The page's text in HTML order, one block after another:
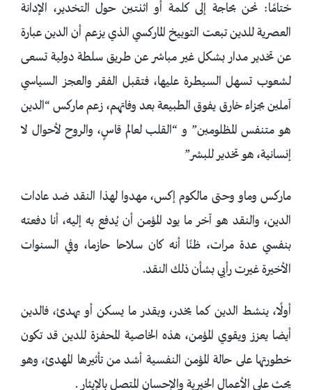
ختامًا: نحن بحاجة إلى كلمة أو اثنتين حول التخدير، الإدانة
العصرية للدين تبعت التوبيخ الماركسي الذي يزعم أن الدين عبارة
عن تخدير مدار بشكل غير مباشر عن طريق سلطة دولية تسعى
لشعوب تسهل السيطرة عليها، فتقبل الفقر والعجز السياسي
آملين بجزاء خارق يفوق الطبيعة بعد وفاتهم، زعم ماركس “الدين
هو متنفس المظلومين” و “القلب لعالم قاسٍ، والروح لأحوال لا
إنسانية، هو تخدير للبشر”
ماركس وماو وحتى مالكوم إكس، مهدوا لهذا النقد ضد عادات
الدين، والنقد هو آخر ما يود المؤمن أن يُدفع به إليه، أنا دفعته
بنفسي عدة مرات، ظنًا أنه كان سلاحا حازما، وفي السنوات
الأخيرة غيرت رأيي بشأن ذلك النقد.
أولًا، ينشط الدين كما يخدر، وبقدر ما يسكن أو يهدئ، فالدين
أيضا يعزز ويقوي المؤمن، هذه الخاصية المحفزة للدين قد تكون
خطورتها على حالة المؤمن النفسية أشد من تأثيرها المهدئ، وهو
يحث على الأعمال الخيرية والإحسان المتصل بالإيثار .